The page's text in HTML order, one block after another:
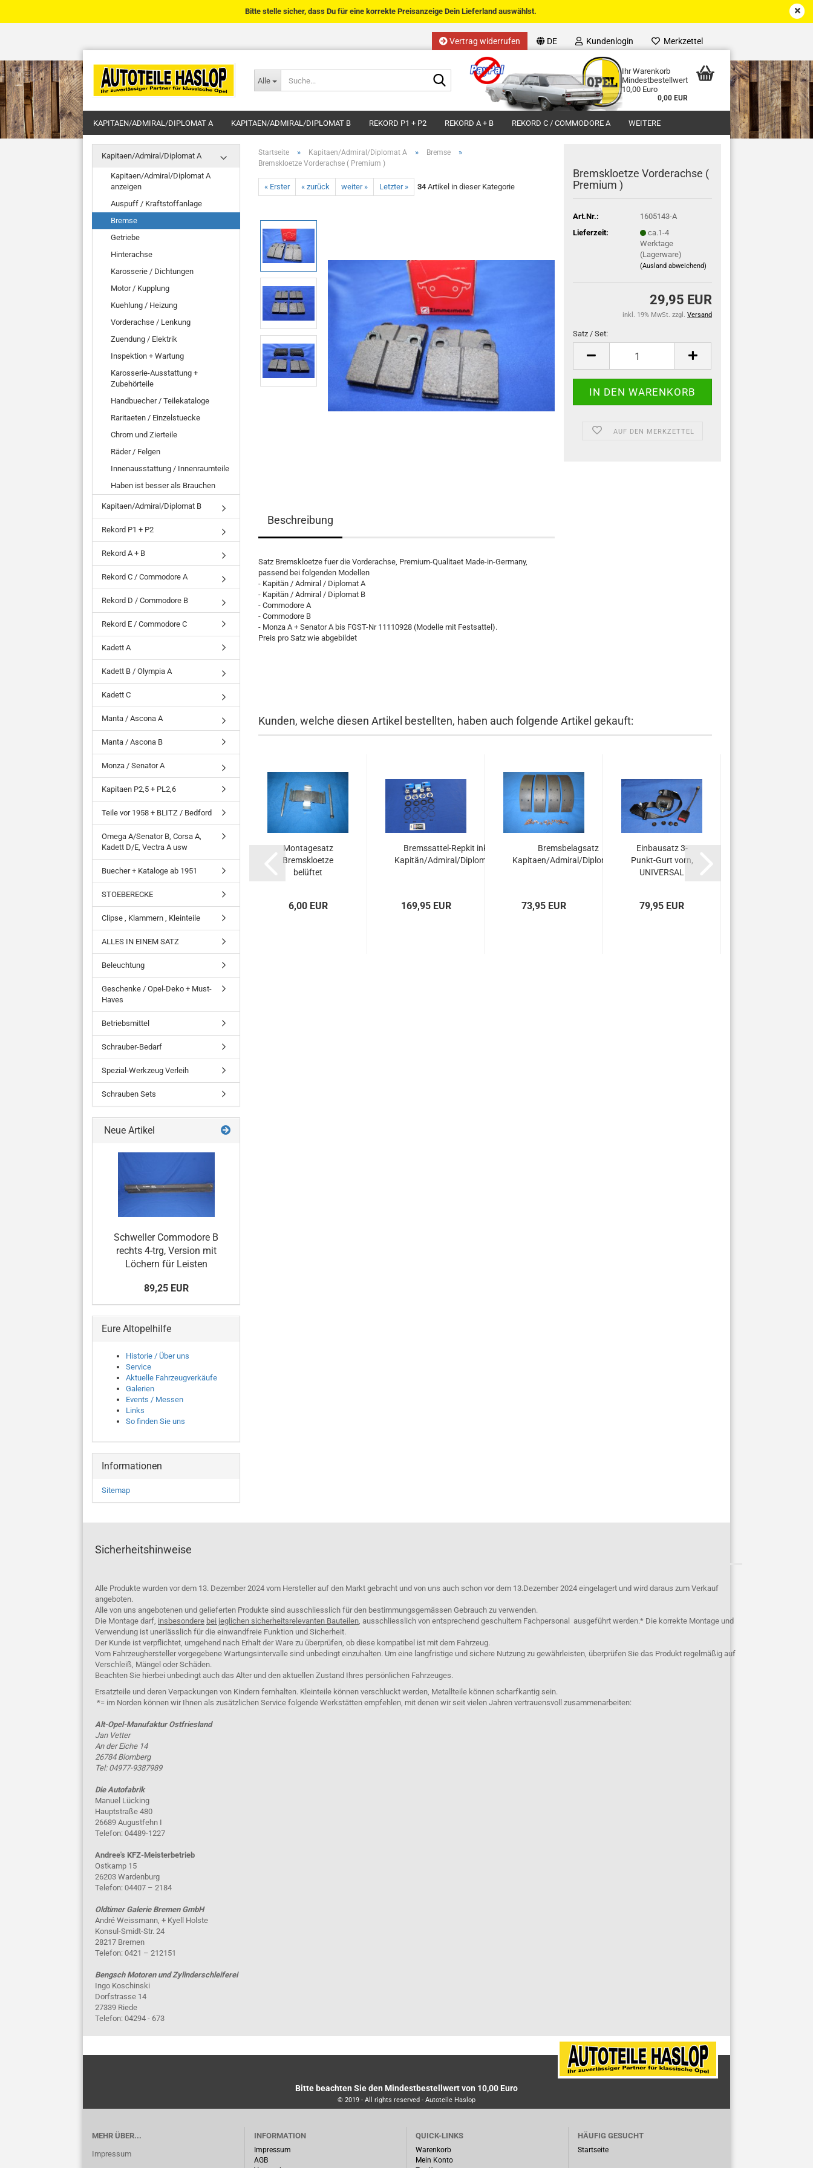
Vertrag widerrufen DE
Sprache auswählen
Lieferland
Kundenlogin
Passwort
Merkzettel
Alle
Suche...
Ihr Warenkorb
Mindestbestellwert
10,00 Euro
0,00 EUR
Bitte stelle sicher, dass Du für eine korrekte Preisanzeige Dein Lieferland auswählst.
KAPITAEN/ADMIRAL/DIPLOMAT A KAPITAEN/ADMIRAL/DIPLOMAT B REKORD P1 + P2 REKORD A + B REKORD C / COMMODORE A WEITERE
Startseite » Kapitaen/Admiral/Diplomat A » Bremse »
Bremskloetze Vorderachse ( Premium )
« Erster « zurück weiter » Letzter » 34 Artikel in dieser Kategorie
Bremskloetze Vorderachse (
Premium )
Art.Nr.:
1605143-A
Lieferzeit:
ca.1-4
Werktage
(Lagerware)
(Ausland abweichend)
29,95 EUR
inkl. 19% MwSt. zzgl. Versand
Satz / Set:
Satz
AUF DEN MERKZETTEL
Beschreibung
Satz Bremskloetze fuer die Vorderachse, Premium-Qualitaet Made-in-Germany,
passend bei folgenden Modellen
- Kapitän / Admiral / Diplomat A
- Kapitän / Admiral / Diplomat B
- Commodore A
- Commodore B
- Monza A + Senator A bis FGST-Nr 11110928 (Modelle mit Festsattel).
Preis pro Satz wie abgebildet
Kunden, welche diesen Artikel bestellten, haben auch folgende Artikel gekauft:
Montagesatz
Bremskloetze
belüftet
6,00 EUR
Bremssattel-Repkit inkl Kolben 54mm
Kapitän/Admiral/Diplomat/Commodore...
169,95 EUR
Bremsbelagsatz
Kapitaen/Admiral/Diplomat...
73,95 EUR
Einbausatz 3-
Punkt-Gurt vorn,
UNIVERSAL
79,95 EUR
Kapitaen/Admiral/Diplomat A
Kapitaen/Admiral/Diplomat A
anzeigen
Auspuff / Kraftstoffanlage
Bremse
Getriebe
Hinterachse
Karosserie / Dichtungen
Motor / Kupplung
Kuehlung / Heizung
Vorderachse / Lenkung
Zuendung / Elektrik
Inspektion + Wartung
Karosserie-Ausstattung +
Zubehörteile
Handbuecher / Teilekataloge
Raritaeten / Einzelstuecke
Chrom und Zierteile
Räder / Felgen
Innenausstattung / Innenraumteile
Haben ist besser als Brauchen
Kapitaen/Admiral/Diplomat B
Rekord P1 + P2
Rekord A + B
Rekord C / Commodore A
Rekord D / Commodore B
Rekord E / Commodore C
Kadett A
Kadett B / Olympia A
Kadett C
Manta / Ascona A
Manta / Ascona B
Monza / Senator A
Kapitaen P2,5 + PL2,6
Teile vor 1958 + BLITZ / Bedford
Omega A/Senator B, Corsa A,
Kadett D/E, Vectra A usw
Buecher + Kataloge ab 1951
STOEBERECKE
Clipse , Klammern , Kleinteile
ALLES IN EINEM SATZ
Beleuchtung
Geschenke / Opel-Deko + Must-
Haves
Betriebsmittel
Schrauber-Bedarf
Spezial-Werkzeug Verleih
Schrauben Sets
Neue Artikel
Schweller Commodore B
rechts 4-trg, Version mit
Löchern für Leisten
89,25 EUR
Eure Altopelhilfe
Historie / Über uns
Service
Aktuelle Fahrzeugverkäufe
Galerien
Events / Messen
Links
So finden Sie uns
Informationen
Sitemap
Sicherheitshinweise
Alle Produkte wurden vor dem 13. Dezember 2024 vom Hersteller auf den Markt gebracht und von uns auch schon vor dem 13.Dezember 2024 eingelagert und wird daraus zum Verkauf
angeboten.
Alle von uns angebotenen und gelieferten Produkte sind ausschliesslich für den bestimmungsgemässen Gebrauch zu verwenden.
Die Montage darf, insbesondere bei jeglichen sicherheitsrelevanten Bauteilen, ausschliesslich von entsprechend geschultem Fachpersonal ausgeführt werden.* Die korrekte Montage und
Verwendung ist unerlässlich für die einwandfreie Funktion und Sicherheit.
Der Kunde ist verpflichtet, umgehend nach Erhalt der Ware zu überprüfen, ob diese kompatibel ist mit dem Fahrzeug.
Vom Fahrzeughersteller vorgegebene Wartungsintervalle sind unbedingt einzuhalten. Um eine langfristige und sichere Nutzung zu gewährleisten, überprüfen Sie das Produkt regelmäßig auf
Verschleiß, Mängel oder Schäden.
Beachten Sie hierbei unbedingt auch das Alter und den aktuellen Zustand Ihres persönlichen Fahrzeuges.
Ersatzteile und deren Verpackungen von Kindern fernhalten. Kleinteile können verschluckt werden, Metallteile können scharfkantig sein.
*= im Norden können wir Ihnen als zusätzlichen Service folgende Werkstätten empfehlen, mit denen wir seit vielen Jahren vertrauensvoll zusammenarbeiten:
Alt-Opel-Manufaktur Ostfriesland
Jan Vetter
An der Eiche 14
26784 Blomberg
Tel: 04977-9387989
Die Autofabrik
Manuel Lücking
Hauptstraße 480
26689 Augustfehn I
Telefon: 04489-1227
Andree's KFZ-Meisterbetrieb
Ostkamp 15
26203 Wardenburg
Telefon: 04407 – 2184
Oldtimer Galerie Bremen GmbH
André Weissmann, + Kyell Holste
Konsul-Smidt-Str. 24
28217 Bremen
Telefon: 0421 – 212151
Bengsch Motoren und Zylinderschleiferei
Ingo Koschinski
Dorfstrasse 14
27339 Riede
Telefon: 04294 - 673
Bitte beachten Sie den Mindestbestellwert von 10,00 Euro
© 2019 - All rights reserved - Autoteile Haslop
MEHR ÜBER...
Impressum
INFORMATION
Impressum
AGB
QUICK-LINKS
Warenkorb
Mein Konto
HÄUFIG GESUCHT
Startseite